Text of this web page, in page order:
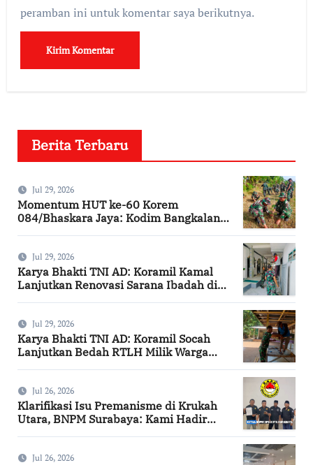
peramban ini untuk komentar saya berikutnya.
Berita Terbaru
Jul 29, 2026
Momentum HUT ke-60 Korem
084/Bhaskara Jaya: Kodim Bangkalan
Jul 29, 2026
Karya Bhakti TNI AD: Koramil Kamal
Lanjutkan Renovasi Sarana Ibadah di
Jul 29, 2026
Karya Bhakti TNI AD: Koramil Socah
Lanjutkan Bedah RTLH Milik Warga
Jul 26, 2026
Klarifikasi Isu Premanisme di Krukah
Utara, BNPM Surabaya: Kami Hadir
Jul 26, 2026